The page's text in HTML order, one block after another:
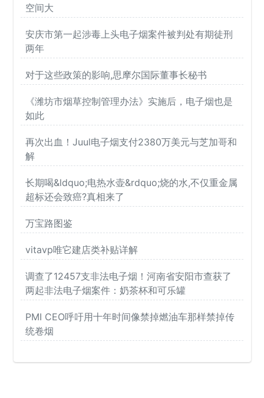
空间大
安庆市第一起涉毒上头电子烟案件被判处有期徒刑
两年
对于这些政策的影响,思摩尔国际董事长秘书
《潍坊市烟草控制管理办法》实施后，电子烟也是
如此
再次出血！Juul电子烟支付2380万美元与芝加哥和
解
长期喝&ldquo;电热水壶&rdquo;烧的水,不仅重金属
超标还会致癌?真相来了
万宝路图鉴
vitavp唯它建店类补贴详解
调查了12457支非法电子烟！河南省安阳市查获了
两起非法电子烟案件：奶茶杯和可乐罐
PMI CEO呼吁用十年时间像禁掉燃油车那样禁掉传
统卷烟